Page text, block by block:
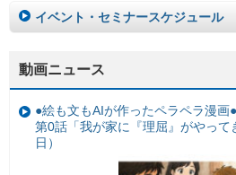
イベント・セミナースケジュール
動画ニュース
●絵も文もAIが作ったペラペラ漫画
第0話「我が家に『理屈』がやって
日）